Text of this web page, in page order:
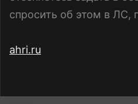
спросить об этом в ЛС,
ahri.ru